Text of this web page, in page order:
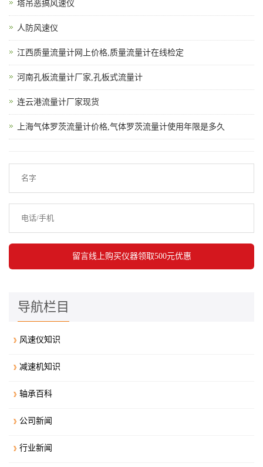
塔吊恶搞风速仪
人防风速仪
江西质量流量计网上价格,质量流量计在线检定
河南孔板流量计厂家,孔板式流量计
连云港流量计厂家现货
上海气体罗茨流量计价格,气体罗茨流量计使用年限是多久
导航栏目
风速仪知识
减速机知识
轴承百科
公司新闻
行业新闻